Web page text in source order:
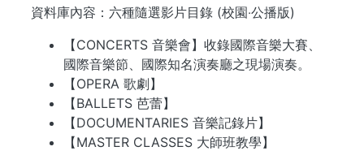
資料庫內容：六種隨選影片目錄 (校園‧公播版)
【CONCERTS 音樂會】收錄國際音樂大賽、
國際音樂節、國際知名演奏廳之現場演奏。
【OPERA 歌劇】
【BALLETS 芭蕾】
【DOCUMENTARIES 音樂記錄片】
【MASTER CLASSES 大師班教學】